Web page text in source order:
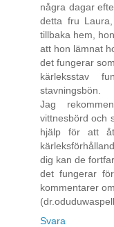
några dagar
detta fru
tillbaka hem,
att hon lämnat
det fungerar
kärleksstav
stavningsbön.
Jag
vittnesbörd och
hjälp för att
dig kan de
det fungerar
kommentarer
Svara